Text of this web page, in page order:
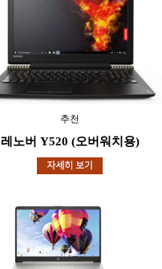
추천
레노버 Y520 (오버워치용)